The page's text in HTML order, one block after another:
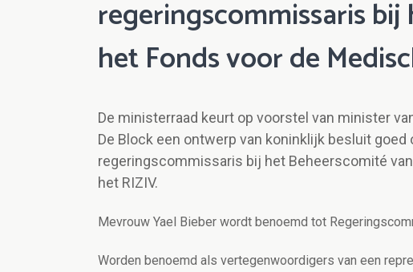
regeringscommissaris
het Fonds voor de
De ministerraad keurt op voorstel van minister
De Block een ontwerp van koninklijk besluit
regeringscommissaris bij het Beheerscomité
het RIZIV.
Mevrouw Yael Bieber wordt benoemd tot
Worden benoemd als vertegenwoordigers van een